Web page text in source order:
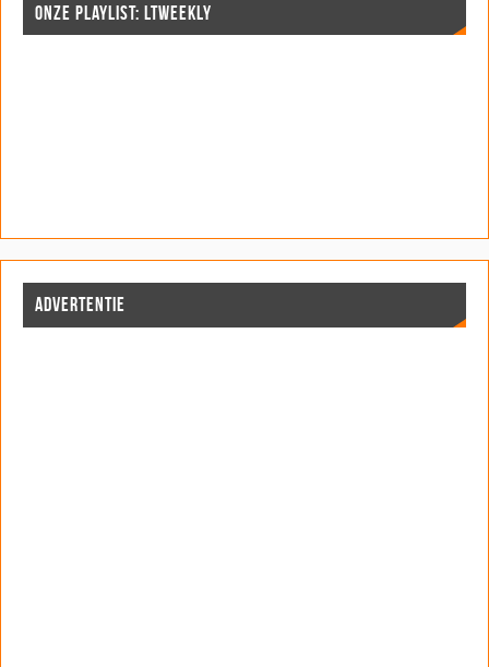
ONZE PLAYLIST: LTWEEKLY
ADVERTENTIE